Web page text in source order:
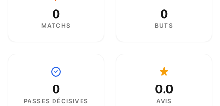
0
MATCHS
0
BUTS
0
PASSES DÉCISIVES
0.0
AVIS